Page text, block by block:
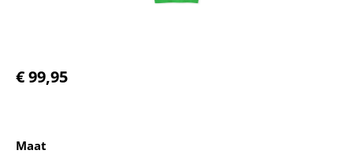
Normale prijs:
€ 99,95
Selecteer
Maat